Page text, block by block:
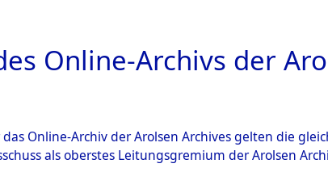
ARCHIVALE ÜBERSICHT
Online-Archivs der
Online-Archiv der Arolsen Archives gelten die
als oberstes Leitungsgremium der Arolsen